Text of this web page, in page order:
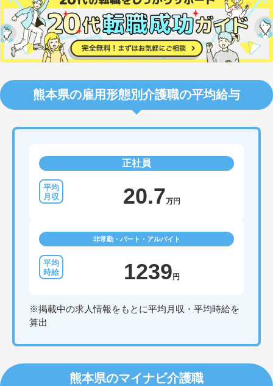
熊本県の雇用形態別介護職の平均給与
正社員
20.7万円
非常勤・パート・アルバイト
1239 円
※掲載中の求人情報をもとに平均月収・平均時給を
算出
熊本県のマイナビ介護職